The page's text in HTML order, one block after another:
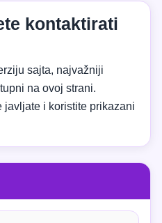
kontaktirati
sajta, najvažniji
na ovoj strani.
javljate i koristite prikazani